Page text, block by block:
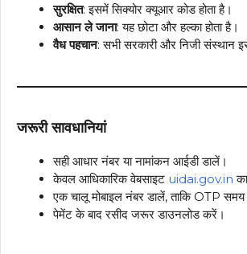
सुरक्षित: इसमें सिक्योर क्यूआर कोड होता है।
आसान ले जाना: यह छोटा और हल्का होता है।
वैध पहचान: सभी सरकारी और निजी संस्थान
जरूरी सावधानियां
सही आधार नंबर या नामांकन आईडी डालें।
केवल आधिकारिक वेबसाइट uidai.gov.in
एक चालू मोबाइल नंबर डालें, ताकि OTP समय
पेमेंट के बाद रसीद जरूर डाउनलोड करें।